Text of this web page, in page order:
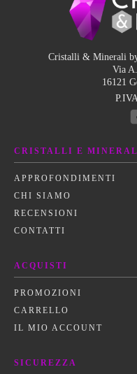
Cristalli & Minerali
Via
16121
CRISTALLI E
APPROFONDIMENTI
CHI SIAMO
RECENSIONI
CONTATTI
ACQUISTI
PROMOZIONI
CARRELLO
IL MIO ACCOUNT
SICUREZZA